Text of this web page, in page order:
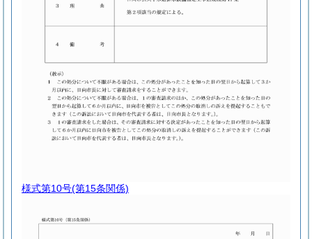
様式第10号(第15条関係)